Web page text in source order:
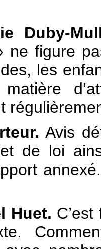
Duby-
ne figure
les
Avis
de loi
Huet.